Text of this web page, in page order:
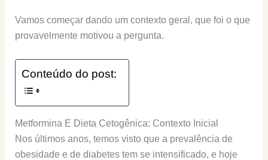
Vamos começar dando um contexto geral, que foi o que
provavelmente motivou a pergunta.
Conteúdo do post:
Metformina E Dieta Cetogênica: Contexto Inicial
Nos últimos anos, temos visto que a prevalência de
obesidade e de diabetes tem se intensificado, e hoje